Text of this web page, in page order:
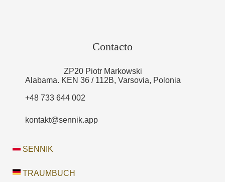
Contacto
ZP20 Piotr Markowski
Alabama. KEN 36 / 112B, Varsovia, Polonia
+48 733 644 002
kontakt@sennik.app
SENNIK
TRAUMBUCH